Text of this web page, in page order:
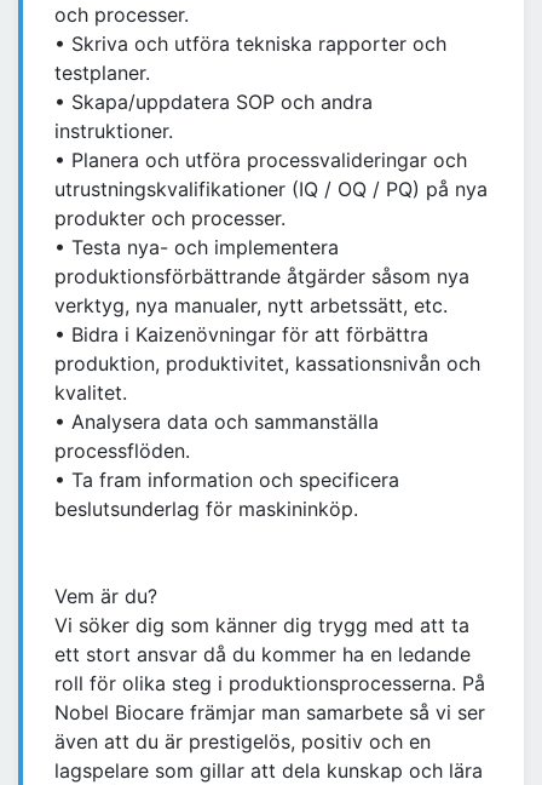
och processer.
• Skriva och utföra tekniska rapporter och
testplaner.
• Skapa/uppdatera SOP och andra
instruktioner.
• Planera och utföra processvalideringar och
utrustningskvalifikationer (IQ / OQ / PQ) på nya
produkter och processer.
• Testa nya- och implementera
produktionsförbättrande åtgärder såsom nya
verktyg, nya manualer, nytt arbetssätt, etc.
• Bidra i Kaizenövningar för att förbättra
produktion, produktivitet, kassationsnivån och
kvalitet.
• Analysera data och sammanställa
processflöden.
• Ta fram information och specificera
beslutsunderlag för maskininköp.
Vem är du?
Vi söker dig som känner dig trygg med att ta
ett stort ansvar då du kommer ha en ledande
roll för olika steg i produktionsprocesserna. På
Nobel Biocare främjar man samarbete så vi ser
även att du är prestigelös, positiv och en
lagspelare som gillar att dela kunskap och lära